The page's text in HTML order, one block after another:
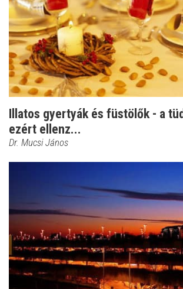
Illatos gyertyák és füstölők - a
ezért ellenz...
Dr. Mucsi János